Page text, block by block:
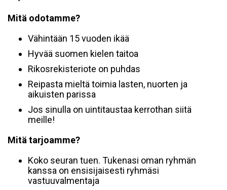
Mitä odotamme?
Vähintään 15 vuoden ikää
Hyvää suomen kielen taitoa
Rikosrekisteriote on puhdas
Reipasta mieltä toimia lasten, nuorten ja
aikuisten parissa
Jos sinulla on uintitaustaa kerrothan siitä
meille!
Mitä tarjoamme?
Koko seuran tuen. Tukenasi oman ryhmän
kanssa on ensisijaisesti ryhmäsi
vastuuvalmentaja